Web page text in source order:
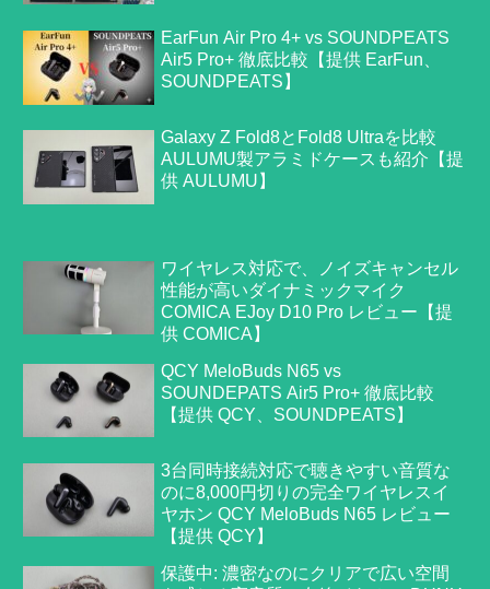
EarFun Air Pro 4+ vs SOUNDPEATS
Air5 Pro+ 徹底比較【提供 EarFun、
SOUNDPEATS】
Galaxy Z Fold8とFold8 Ultraを比較
AULUMU製アラミドケースも紹介【提
供 AULUMU】
ワイヤレス対応で、ノイズキャンセル
性能が高いダイナミックマイク
COMICA EJoy D10 Pro レビュー【提
供 COMICA】
QCY MeloBuds N65 vs
SOUNDEPATS Air5 Pro+ 徹底比較
【提供 QCY、SOUNDPEATS】
3台同時接続対応で聴きやすい音質な
のに8,000円切りの完全ワイヤレスイ
ヤホン QCY MeloBuds N65 レビュー
【提供 QCY】
保護中: 濃密なのにクリアで広い空間